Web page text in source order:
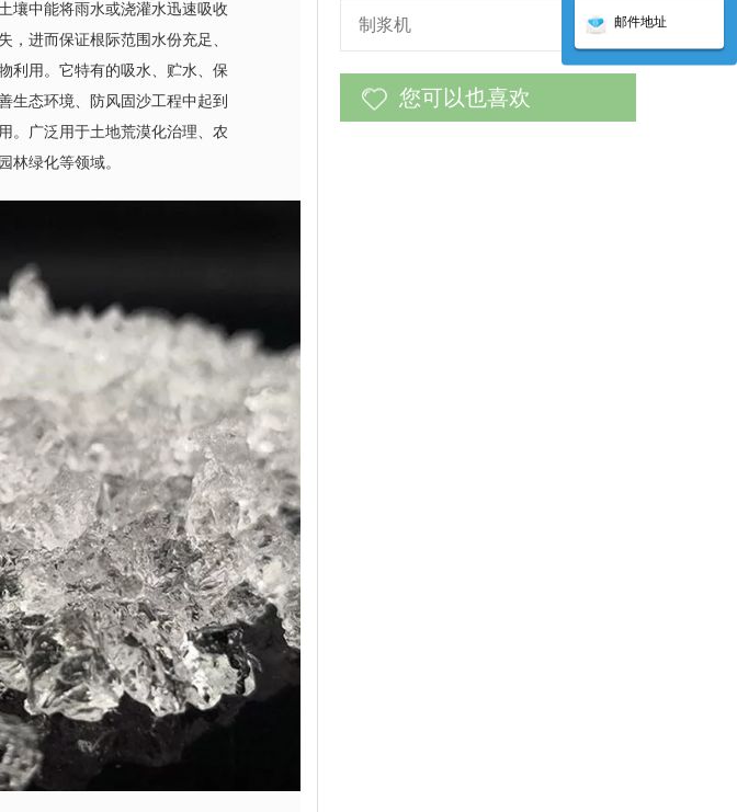
壤中能将雨水或浇灌水迅速吸收
，进而保证根际范围水份充足、
利用。它特有的吸水、贮水、保
生态环境、防风固沙工程中起到
。广泛用于土地荒漠化治理、农
林绿化等领域。
制浆机
您可以也喜欢
邮件地址